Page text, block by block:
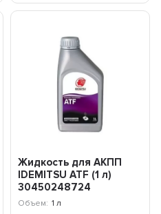
Жидкость для АКПП
IDEMITSU ATF (1 л)
30450248724
Объем: 1 л